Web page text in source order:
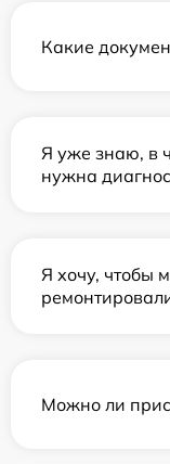
Какие
Я уже знаю, в
нужна
Я хочу, чтобы
Можно ли